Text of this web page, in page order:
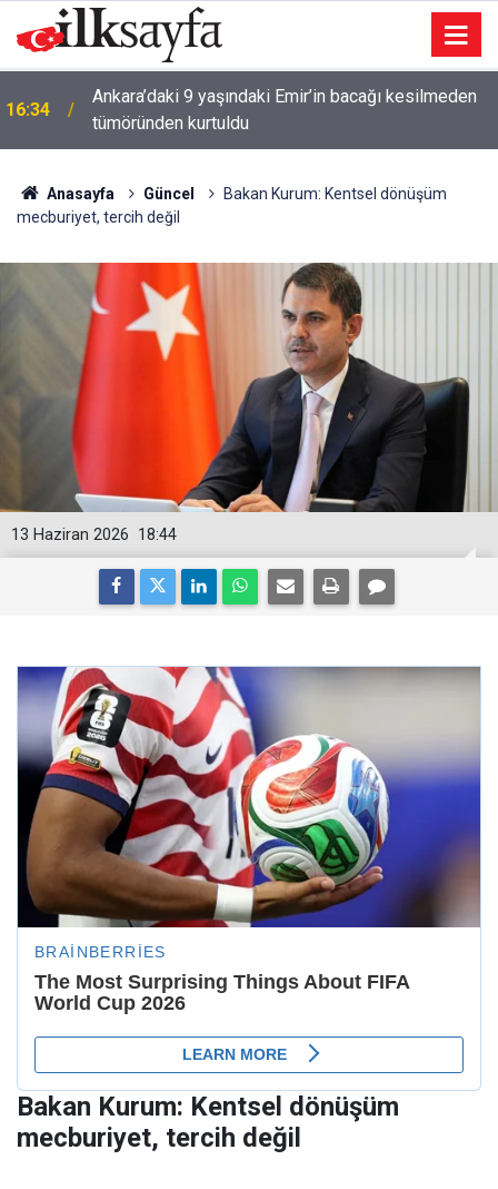
16:34
Ankara’daki 9 yaşındaki Emir’in bacağı kesilmeden
tümöründen kurtuldu
Anasayfa Güncel
Bakan Kurum: Kentsel dönüşüm
mecburiyet, tercih değil
18:44
13 Haziran 2026
Bakan Kurum: Kentsel dönüşüm
mecburiyet, tercih değil